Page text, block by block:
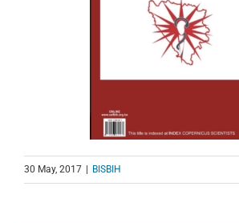
30 May, 2017 BISBIH